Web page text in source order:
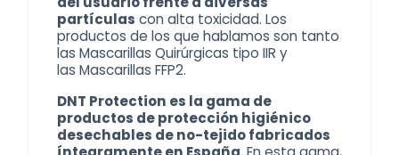
partículas con alta toxicidad. Los
productos de los que hablamos son tanto
las Mascarillas Quirúrgicas tipo IIR y
las Mascarillas FFP2.
DNT Protection es la gama de
productos de protección higiénico
desechables de no-tejido fabricados